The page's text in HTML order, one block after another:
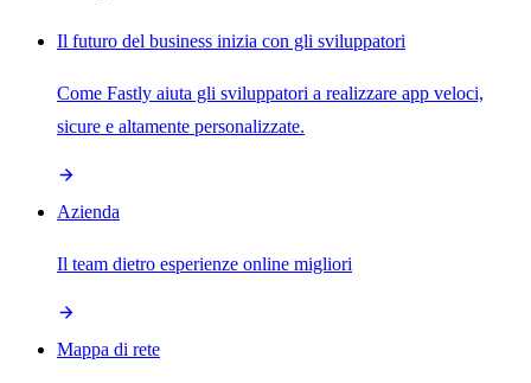
Il futuro del business inizia con gli sviluppatori
Come Fastly aiuta gli sviluppatori a realizzare app veloci,
sicure e altamente personalizzate.
Azienda
Il team dietro esperienze online migliori
Mappa di rete